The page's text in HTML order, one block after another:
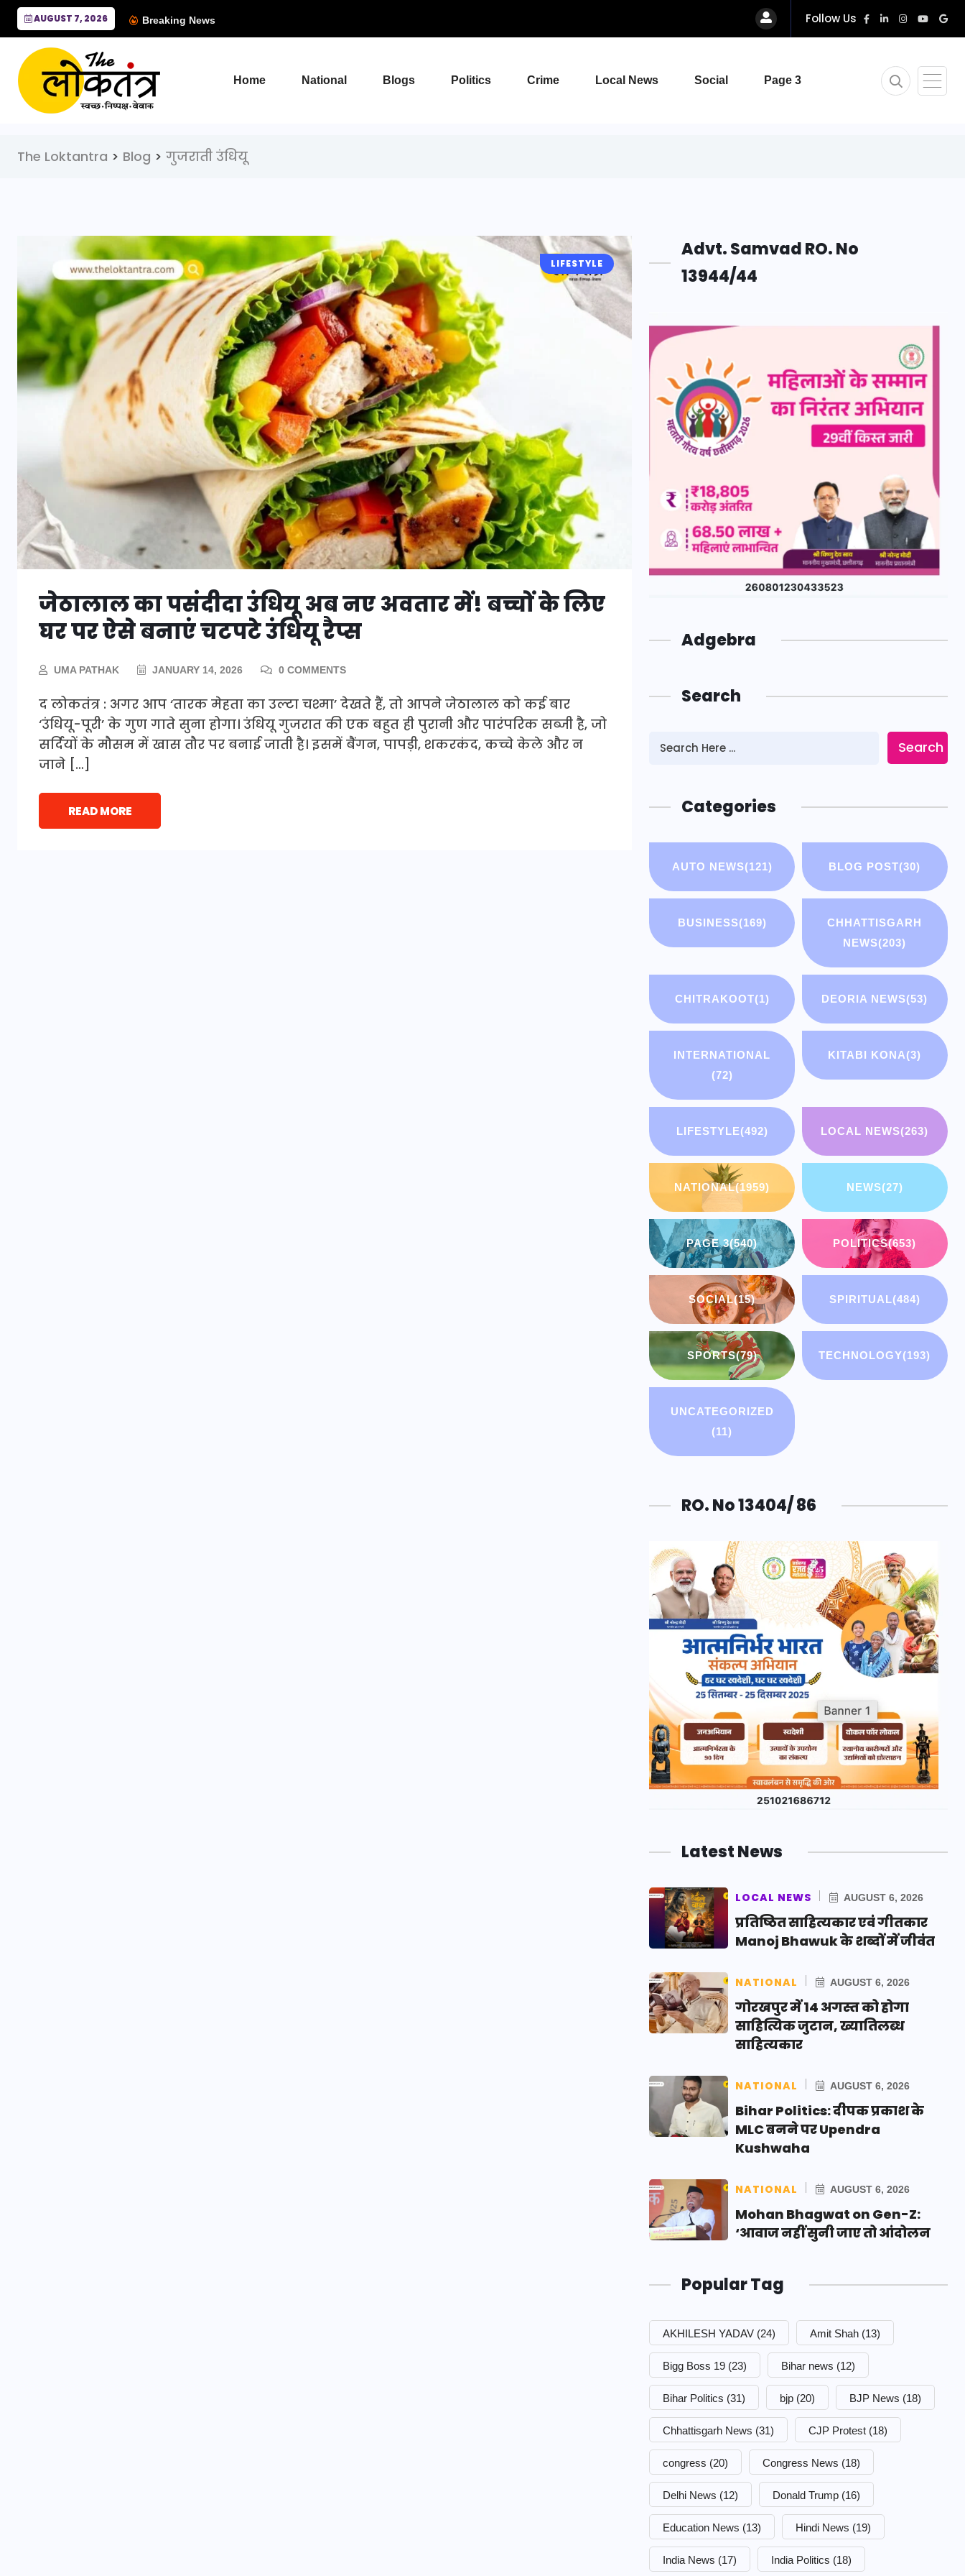
AUGUST 7, 2026 Breaking News Follow Us
Home National Blogs Politics Crime Local News Social Page 3
The Loktantra > Blog > गुजराती उंधियू
LIFESTYLE
जेठालाल का पसंदीदा उंधियू अब नए अवतार में! बच्चों के लिए
घर पर ऐसे बनाएं चटपटे उंधियू रैप्स
UMA PATHAK JANUARY 14, 2026 0 COMMENTS
द लोकतंत्र : अगर आप ‘तारक मेहता का उल्टा चश्मा’ देखते हैं, तो आपने जेठालाल को कई बार
‘उंधियू-पूरी’ के गुण गाते सुना होगा। उंधियू गुजरात की एक बहुत ही पुरानी और पारंपरिक सब्जी है, जो
सर्दियों के मौसम में खास तौर पर बनाई जाती है। इसमें बैंगन, पापड़ी, शकरकंद, कच्चे केले और न
जाने […]
READ MORE
Advt. Samvad RO. No
13944/44
Adgebra
Search
Search
Categories
AUTO NEWS(121) BLOG POST(30)
BUSINESS(169)
CHHATTISGARH
NEWS(203)
CHITRAKOOT(1) DEORIA NEWS(53)
INTERNATIONAL
(72)
KITABI KONA(3)
LIFESTYLE(492) LOCAL NEWS(263)
NATIONAL(1959) NEWS(27)
PAGE 3(540) POLITICS(653)
SOCIAL(15) SPIRITUAL(484)
SPORTS(79) TECHNOLOGY(193)
UNCATEGORIZED
(11)
RO. No 13404/ 86
Latest News
LOCAL NEWS AUGUST 6, 2026
प्रतिष्ठित साहित्यकार एवं गीतकार
Manoj Bhawuk के शब्दों में जीवंत
NATIONAL AUGUST 6, 2026
गोरखपुर में 14 अगस्त को होगा
साहित्यिक जुटान, ख्यातिलब्ध
साहित्यकार
NATIONAL AUGUST 6, 2026
Bihar Politics: दीपक प्रकाश के
MLC बनने पर Upendra
Kushwaha
NATIONAL AUGUST 6, 2026
Mohan Bhagwat on Gen-Z:
‘आवाज नहीं सुनी जाए तो आंदोलन
Popular Tag
AKHILESH YADAV (24) Amit Shah (13)
Bigg Boss 19 (23) Bihar news (12)
Bihar Politics (31) bjp (20) BJP News (18)
Chhattisgarh News (31) CJP Protest (18)
congress (20) Congress News (18)
Delhi News (12) Donald Trump (16)
Education News (13) Hindi News (19)
India News (17) India Politics (18)